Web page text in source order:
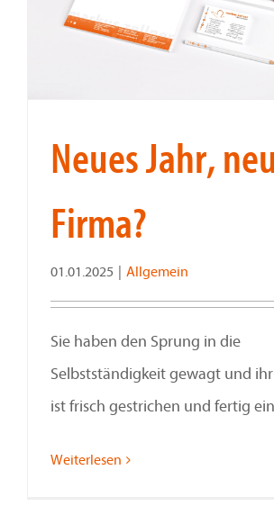
Neues Jahr,
Firma?
01.01.2025 Allgemein
Sie haben den Sprung in die
Selbstständigkeit gewagt und
ist frisch gestrichen und fertig
Weiterlesen